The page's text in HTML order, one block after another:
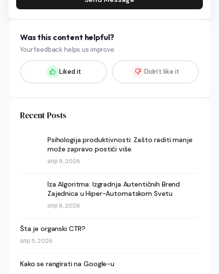
Was this content helpful?
Your feedback helps us improve.
Liked it Didn't like it
Recent Posts
Psihologija produktivnosti: Zašto raditi manje
može zapravo postići više
апр 9, 2026
Iza Algoritma: Izgradnja Autentičnih Brend
Zajednica u Hiper-Automatskom Svetu
апр 8, 2026
Šta je organski CTR?
апр 5, 2026
Kako se rangirati na Google-u